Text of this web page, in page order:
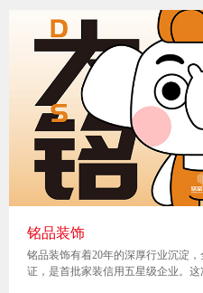
铭品装饰
铭品装饰有着20年的深厚行业沉淀
证，是首批家装信用五星级企业。